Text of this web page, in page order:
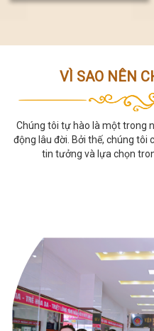
2024
VÌ SAO NÊN
Chúng tôi tự hào là một trong
động lâu đời. Bởi thế, chúng tôi
tin tưởng và lựa chọn